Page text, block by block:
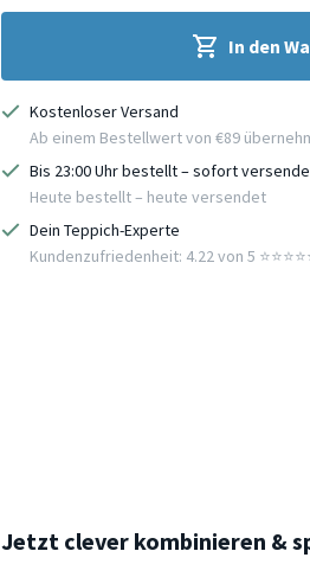
In den
Kostenloser Versand
Ab einem Bestellwert von €89
Bis 23:00 Uhr bestellt – sofort
Heute bestellt – heute versendet
Dein Teppich-Experte
Kundenzufriedenheit: 4.22 von 5
Jetzt clever kombinieren &